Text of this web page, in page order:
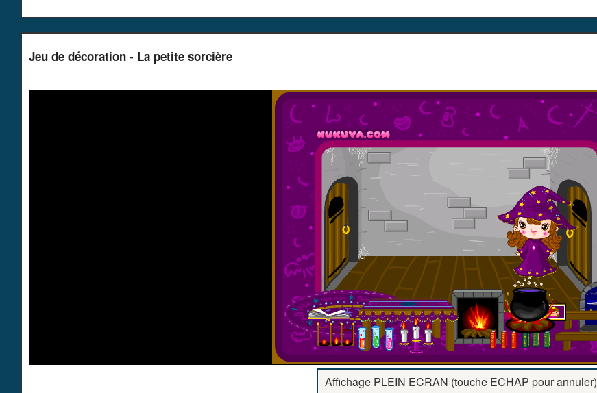
Jeu de décoration - La petite sorcière
Affichage PLEIN ECRAN (touche ECHAP pour annuler)